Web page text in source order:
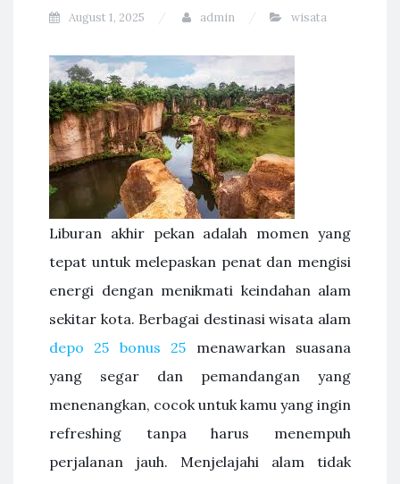
August 1, 2025 admin wisata
Liburan akhir pekan adalah momen yang
tepat untuk melepaskan penat dan mengisi
energi dengan menikmati keindahan alam
sekitar kota. Berbagai destinasi wisata alam
depo 25 bonus 25 menawarkan suasana
yang segar dan pemandangan yang
menenangkan, cocok untuk kamu yang ingin
refreshing tanpa harus menempuh
perjalanan jauh. Menjelajahi alam tidak